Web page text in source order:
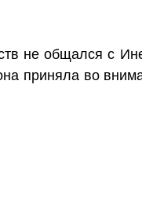
не общался с
приняла во